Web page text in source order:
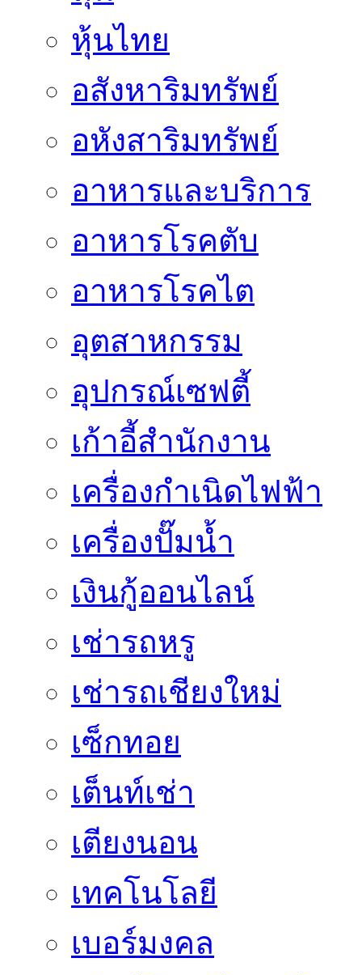
หุ้นไทย
อสังหาริมทรัพย์
อหังสาริมทรัพย์
อาหารและบริการ
อาหารโรคตับ
อาหารโรคไต
อุตสาหกรรม
อุปกรณ์เซฟตี้
เก้าอี้สำนักงาน
เครื่องกำเนิดไฟฟ้า
เครื่องปั๊มน้ำ
เงินกู้ออนไลน์
เช่ารถหรู
เช่ารถเชียงใหม่
เซ็กทอย
เต็นท์เช่า
เตียงนอน
เทคโนโลยี
เบอร์มงคล